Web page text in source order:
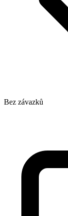
Bez závazků